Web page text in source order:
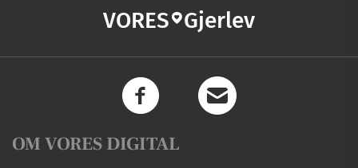
VORES Gjerlev
OM VORES DIGITAL